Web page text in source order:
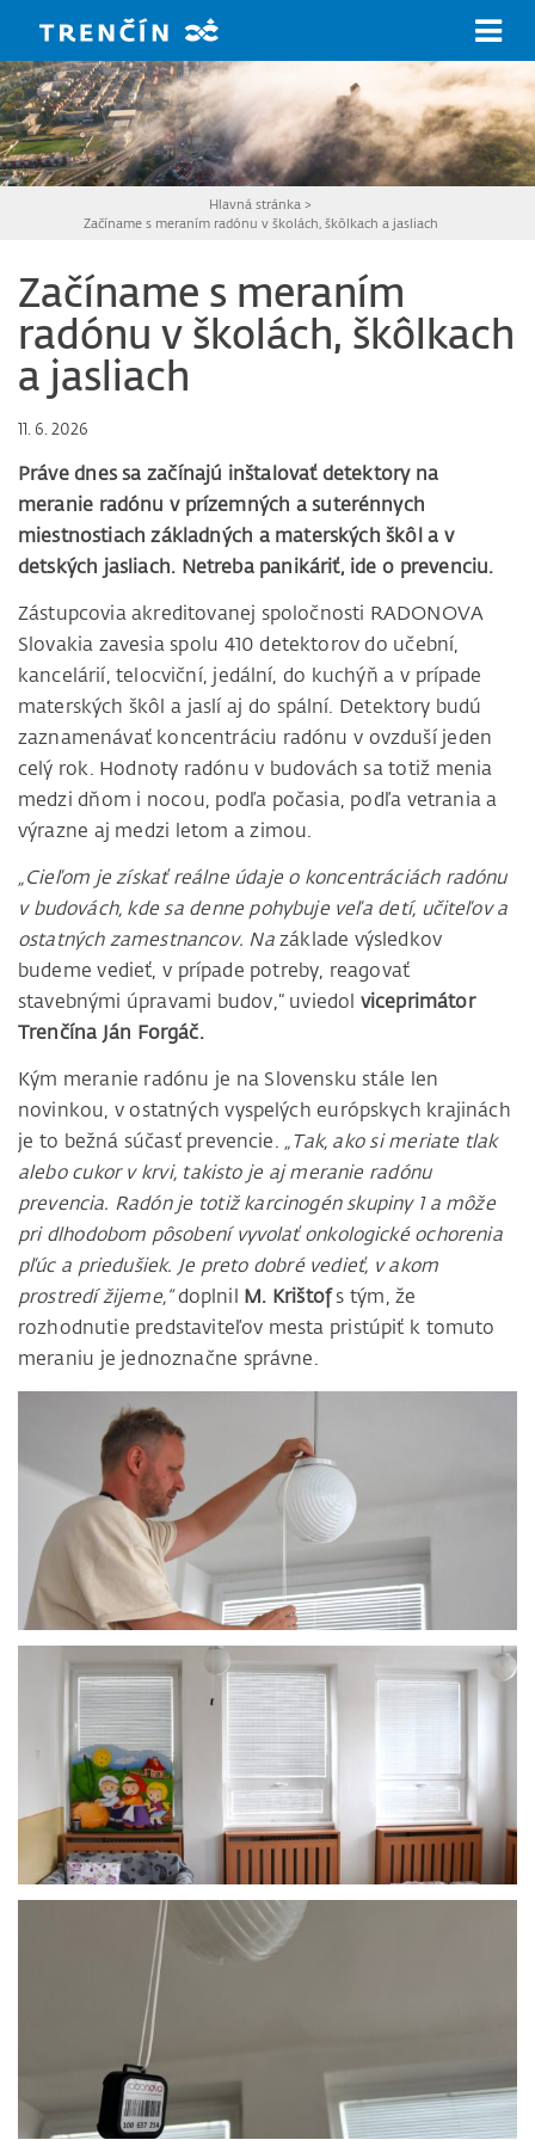
Hlavná stránka >
Začíname s meraním radónu v školách, škôlkach a jasliach
Začíname s meraním
radónu v školách, škôlkach
a jasliach
11. 6. 2026
Práve dnes sa začínajú inštalovať detektory na
meranie radónu v prízemných a suterénnych
miestnostiach základných a materských škôl a v
detských jasliach. Netreba panikáriť, ide o prevenciu.
Zástupcovia akreditovanej spoločnosti RADONOVA
Slovakia zavesia spolu 410 detektorov do učební,
kancelárií, telocviční, jedální, do kuchýň a v prípade
materských škôl a jaslí aj do spální. Detektory budú
zaznamenávať koncentráciu radónu v ovzduší jeden
celý rok. Hodnoty radónu v budovách sa totiž menia
medzi dňom i nocou, podľa počasia, podľa vetrania a
výrazne aj medzi letom a zimou.
„Cieľom je získať reálne údaje o koncentráciách radónu
v budovách, kde sa denne pohybuje veľa detí, učiteľov a
ostatných zamestnancov. Nazáklade výsledkov
budeme vedieť, v prípade potreby, reagovať
stavebnými úpravami budov,“ uviedol viceprimátor
Trenčína Ján Forgáč.
Kým meranie radónu je na Slovensku stále len
novinkou, v ostatných vyspelých európskych krajinách
je to bežná súčasť prevencie. „Tak, ako si meriate tlak
alebo cukor v krvi, takisto je aj meranie radónu
prevencia. Radón je totiž karcinogén skupiny 1 a môže
pri dlhodobom pôsobení vyvolať onkologické ochorenia
pľúc a priedušiek. Je preto dobré vedieť, v akom
prostredí žijeme,“doplnil M. Krištofs tým, že
rozhodnutie predstaviteľov mesta pristúpiť k tomuto
meraniu je jednoznačne správne.